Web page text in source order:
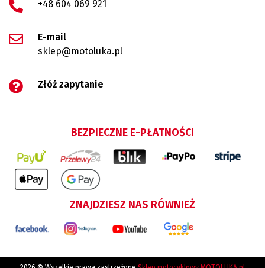
+48 604 069 921
E-mail
sklep@motoluka.pl
Złóż zapytanie
BEZPIECZNE E-PŁATNOŚCI
ZNAJDZIESZ NAS RÓWNIEŻ